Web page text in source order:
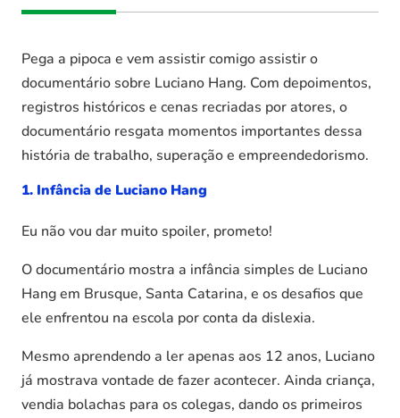
Pega a pipoca e vem assistir comigo assistir o
documentário sobre Luciano Hang. Com depoimentos,
registros históricos e cenas recriadas por atores, o
documentário resgata momentos importantes dessa
história de trabalho, superação e empreendedorismo.
1. Infância de Luciano Hang
Eu não vou dar muito spoiler, prometo!
O documentário mostra a infância simples de Luciano
Hang em Brusque, Santa Catarina, e os desafios que
ele enfrentou na escola por conta da dislexia.
Mesmo aprendendo a ler apenas aos 12 anos, Luciano
já mostrava vontade de fazer acontecer. Ainda criança,
vendia bolachas para os colegas, dando os primeiros